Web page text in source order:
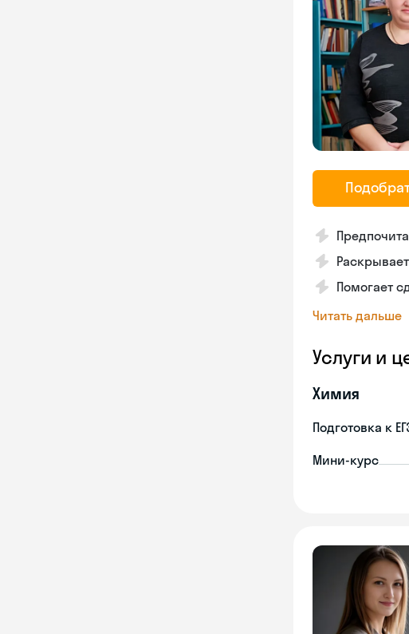
Помогает
Читать дальше
Услуги и
Химия
Подготовка к
Мини-курс